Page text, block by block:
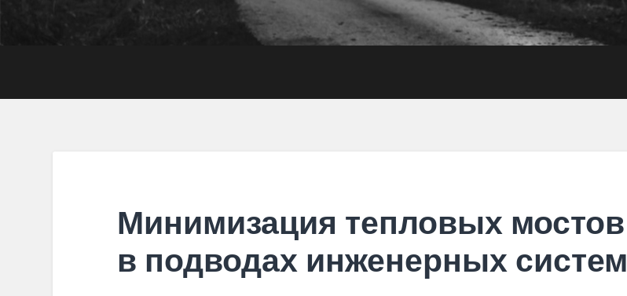
Минимизация тепловых мостов
в подводах инженерных систем